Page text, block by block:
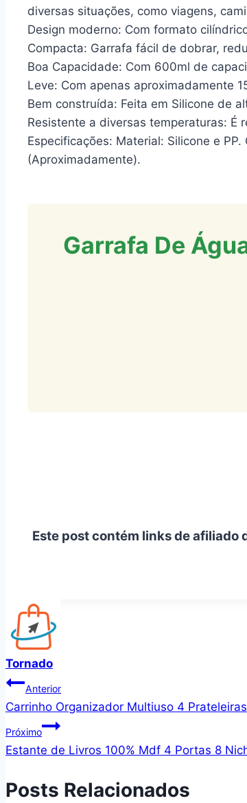
diversas situações, como viagens,
Design moderno: Com formato
Compacta: Garrafa fácil de dobrar,
Boa Capacidade: Com 600ml de
Leve: Com apenas aproximadamente
Bem construída: Feita em Silicone de
Resistente a diversas temperaturas: É
Especificações: Material: Silicone e
(Aproximadamente).
Garrafa De
Este post contém links de afiliado
Tornado
Navegação
de
Post
Anterior
Carrinho Organizador Multiuso 4
Próximo
Estante de Livros 100% Mdf 4 Portas 8
Posts Relacionados